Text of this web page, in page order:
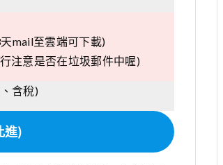
mail至雲端可下載)
注意是否在垃圾郵件中喔)
含稅)
進)